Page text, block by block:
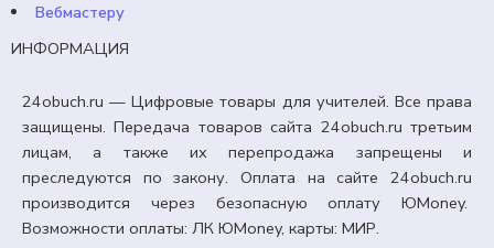
Вебмастеру
ИНФОРМАЦИЯ
24obuch.ru — Цифровые товары для учителей. Все права
защищены. Передача товаров сайта 24obuch.ru третьим
лицам, а также их перепродажа запрещены и
преследуются по закону. Оплата на сайте 24obuch.ru
производится через безопасную оплату ЮMoney.
Возможности оплаты: ЛК ЮMoney, карты: МИР.